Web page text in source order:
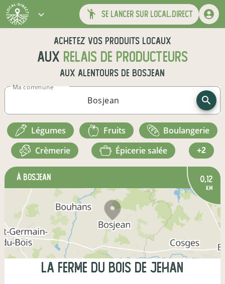
se lancer sur local.direct
Achetez vos produits locaux
aux relais de producteurs
aux alentours de Bosjean
Ma commune
légumes fruits
boulangerie
crèmerie
épicerie salée +2
à Bosjean 0,12
km
La ferme du Bois de Jehan